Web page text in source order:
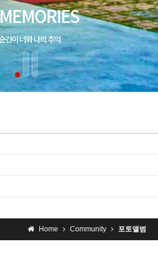
Home Community 포토앨범